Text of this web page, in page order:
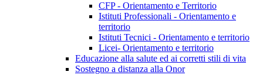
CFP - Orientamento e Territorio
Istituti Professionali - Orientamento e
territorio
Istituti Tecnici - Orientamento e territorio
Licei- Orientamento e territorio
Educazione alla salute ed ai corretti stili di vita
Sostegno a distanza alla Onor